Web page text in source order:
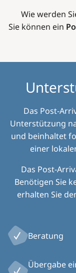
Wie werden
Sie können ein
Das Post-
Unterstützung
und beinhaltet
einer
Das Post-
Benötigen Sie
erhalten Sie
Beratung
Übergabe